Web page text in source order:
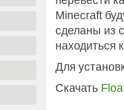
Minecraft
сделаны из
находиться
Для
Скачать